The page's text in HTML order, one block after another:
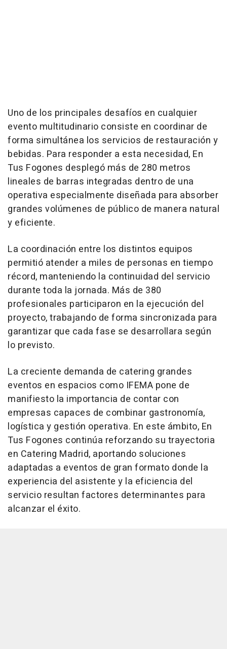
Uno de los principales desafíos en cualquier
evento multitudinario consiste en coordinar de
forma simultánea los servicios de restauración y
bebidas. Para responder a esta necesidad, En
Tus Fogones desplegó más de 280 metros
lineales de barras integradas dentro de una
operativa especialmente diseñada para absorber
grandes volúmenes de público de manera natural
y eficiente.
La coordinación entre los distintos equipos
permitió atender a miles de personas en tiempo
récord, manteniendo la continuidad del servicio
durante toda la jornada. Más de 380
profesionales participaron en la ejecución del
proyecto, trabajando de forma sincronizada para
garantizar que cada fase se desarrollara según
lo previsto.
La creciente demanda de catering grandes
eventos en espacios como IFEMA pone de
manifiesto la importancia de contar con
empresas capaces de combinar gastronomía,
logística y gestión operativa. En este ámbito, En
Tus Fogones continúa reforzando su trayectoria
en Catering Madrid, aportando soluciones
adaptadas a eventos de gran formato donde la
experiencia del asistente y la eficiencia del
servicio resultan factores determinantes para
alcanzar el éxito.